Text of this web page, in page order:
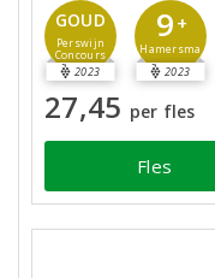
GOUD
Perswijn
Concours
2023
9 +
Hamersma
2023
27,45 per fles
Fles